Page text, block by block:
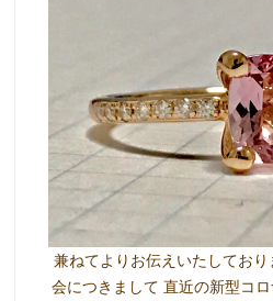
兼ねてよりお伝えいたしてお
会につきまして 直近の新型コ